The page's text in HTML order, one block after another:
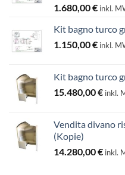
1.680,00€ inkl.
Kit bagno turco
1.150,00€ inkl.
Kit bagno turco
15.480,00€ inkl.
Vendita divano
(Kopie)
14.280,00€ inkl.